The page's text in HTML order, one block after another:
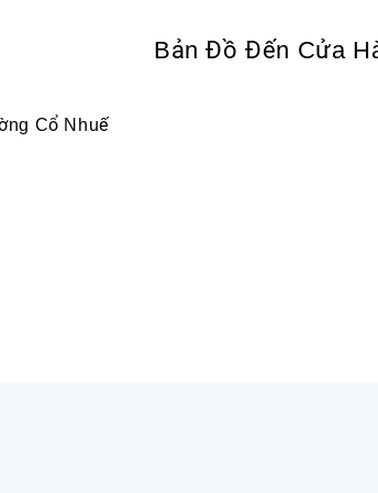
Cổ Nhuế
Bản Đồ Đến Cửa